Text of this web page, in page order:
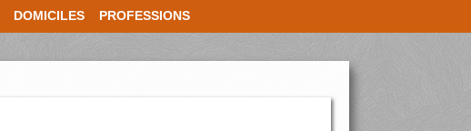
DOMICILES PROFESSIONS